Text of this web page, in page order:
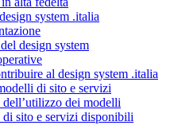
system .italia
design system
al design system .italia
di sito e servizi
dei modelli
sito e servizi disponibili